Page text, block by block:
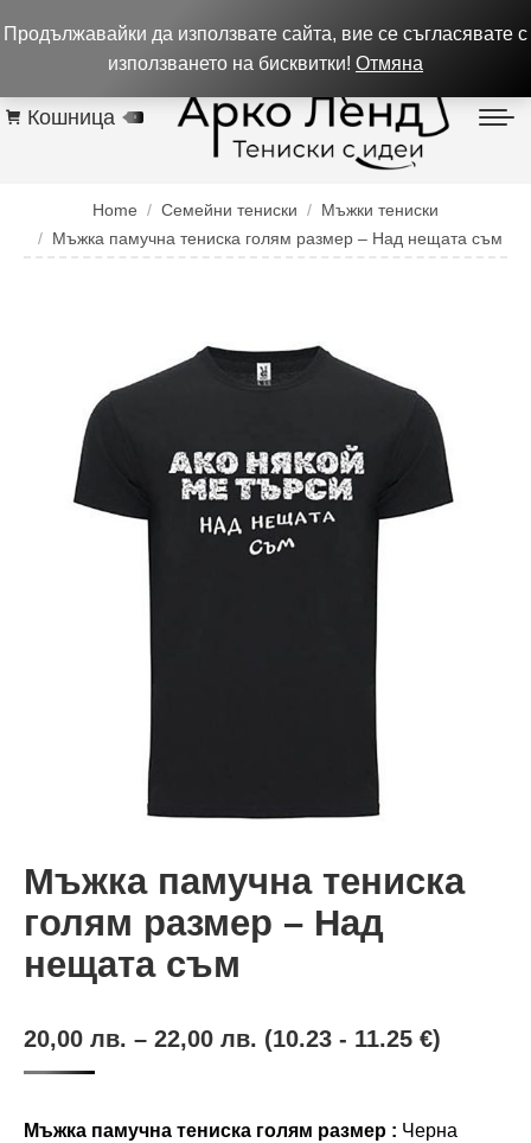
Контакти
Кошница
Home Семейни тениски
Мъжки тениски
Мъжка памучна тениска голям размер – Над нещата съм
Мъжка памучна тениска
голям размер – Над
нещата съм
20,00 лв. – 22,00 лв. (10.23 - 11.25 €)
Мъжка памучна тениска голям размер : Черна
Продължавайки да използвате сайта, вие се съгласявате с
използването на бисквитки! Отмяна